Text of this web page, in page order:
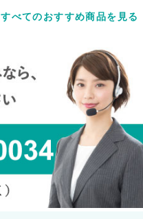
すべてのおすすめ商品を見る